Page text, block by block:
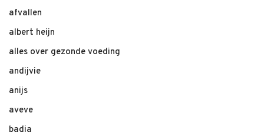
afvallen
albert heijn
alles over gezonde voeding
andijvie
anijs
aveve
badia